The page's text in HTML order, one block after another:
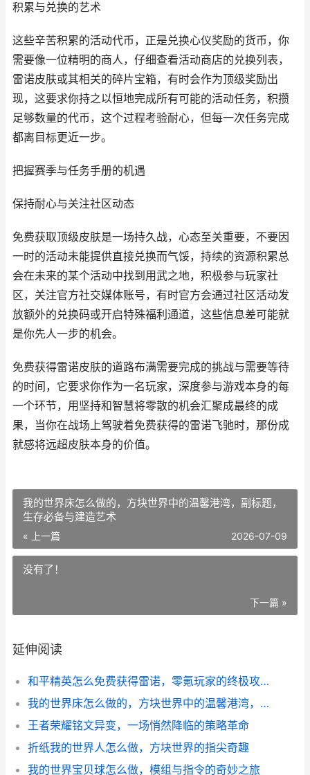
积累与兑换的艺术
这些辛苦积累的活动代币，正是兑换心仪奖励的货币，你
需要像一位精明的商人，仔细查看活动商店的兑换列表，
雷诺皮肤或其相关的碎片宝箱，有时会作为顶级奖励出
现，这要求你持之以恒地完成所有可能的活动任务，积攒
足够数量的代币，这个过程考验耐心，但每一次任务完成
都离目标更近一步。
把握赛季与任务手册的机遇
保持耐心与关注社区动态
免费获取顶级皮肤是一场持久战，心态至关重要，不要因
一时的活动未能提供直接兑换而气馁，持续的资源积累总
会在未来的某个活动中找到用武之地，积极参与玩家社
区，关注官方社交媒体账号，有时官方会通过社区活动发
放额外的兑换码或开启特殊福利通道，这些信息差可能就
是你先人一步的机会。
免费获得雷诺皮肤的道路布满需要完成的挑战与需要等待
的时间，它要求你作为一名玩家，深度参与游戏本身的每
一个环节，用坚持和智慧将零散的机会汇聚成最终的成
果，当你在战场上驾驶着免费获得的雷诺飞驰时，那份成
就感将远超皮肤本身的价值。
我的世界床怎么做的，方块世界中的温馨港湾，副标题，
生存必备与建造艺术
« 上一篇 2026-07-09
没有了！
下一篇 »
延伸阅读
和平精英怎么免费获得雷诺，零氪玩家的终极攻略
我的世界床怎么做的，方块世界中的温馨港湾，副标题，生存必备与建造艺术
王者荣耀铭文异变，一场悄然降临的策略革命
折纸我的世界人怎么做，方块世界的指尖奇趣
我的世界宝贝球怎么做，模组与指令的奇妙之旅